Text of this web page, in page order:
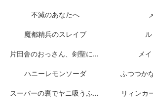
不滅のあなたへ
魔都精兵のスレイブ
片田舎のおっさん、剣聖になる メ
ハニーレモンソーダ
スーパーの裏でヤニ吸うふたり リィンカ